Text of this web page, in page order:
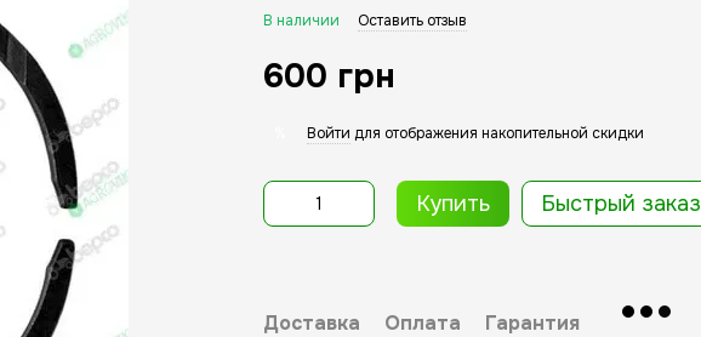
В наличии Оставить отзыв
600 грн
Войти для отображения накопительной скидки
Купить Быстрый заказ
Доставка Оплата
Гарантия